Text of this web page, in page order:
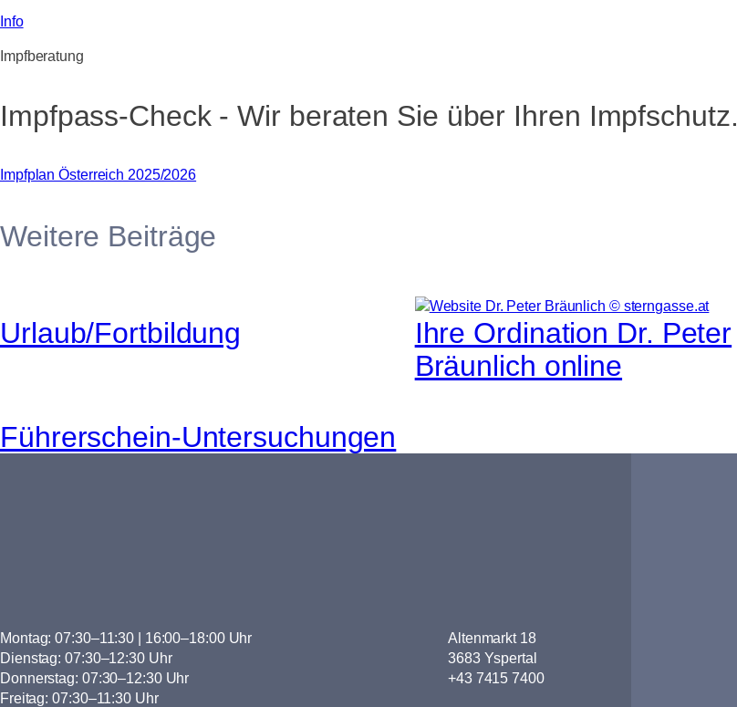
Info
Impfberatung
Impfpass-Check - Wir beraten Sie über Ihren Impfschutz.
Impfplan Österreich 2025/2026
Weitere Beiträge
Urlaub/Fortbildung
Ihre Ordination Dr. Peter
Bräunlich online
Führerschein-Untersuchungen
Montag: 07:30–11:30 | 16:00–18:00 Uhr
Dienstag: 07:30–12:30 Uhr
Donnerstag: 07:30–12:30 Uhr
Freitag: 07:30–11:30 Uhr
Altenmarkt 18
3683 Yspertal
+43 7415 7400